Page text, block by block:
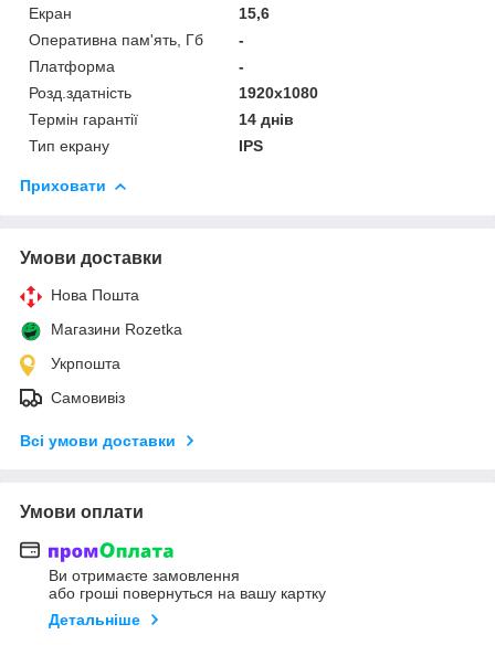
Екран
15,6
Оперативна пам'ять, Гб
-
Платформа
-
Розд.здатність
1920x1080
Термін гарантії
14 днів
Тип екрану
IPS
Приховати
Умови доставки
Нова Пошта
Магазини Rozetka
Укрпошта
Самовивіз
Всі умови доставки
Умови оплати
Ви отримаєте замовлення
або гроші повернуться на вашу картку
Детальніше